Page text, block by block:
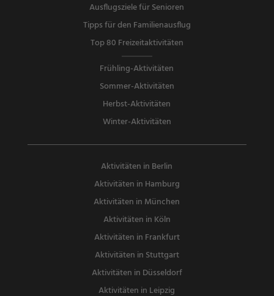
Ausflugsziele für Senioren
Tipps für den Familienausflug
Top 80 Freizeitaktivitäten
Frühling-Aktivitäten
Sommer-Aktivitäten
Herbst-Aktivitäten
Winter-Aktivitäten
Aktivitäten in Berlin
Aktivitäten in Hamburg
Aktivitäten in München
Aktivitäten in Köln
Aktivitäten in Frankfurt
Aktivitäten in Stuttgart
Aktivitäten in Düsseldorf
Aktivitäten in Leipzig